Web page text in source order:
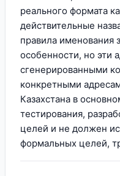
реального формата
действительные
правила именования
особенности, но эти
сгенерированными
конкретными
Казахстана в
тестирования,
целей и не должен
формальных целей,